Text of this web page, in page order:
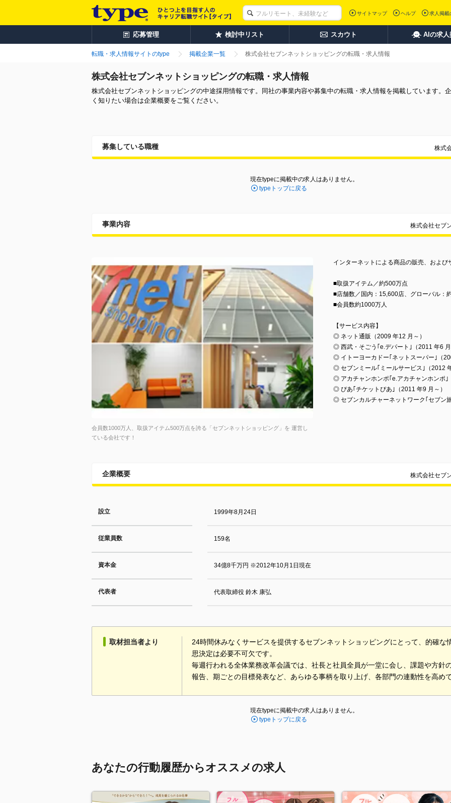
サイトマップ ヘルプ 求人掲載
応募管理 検討中リスト スカウト AIの求人
転職・求人情報サイトのtype 掲載企業一覧 株式会社セブンネットショッピングの転職・求人情報
株式会社セブンネットショッピングの転職・求人情報
株式会社セブンネットショッピングの中途採用情報です。同社の事業内容や募集中の転職・求人情報を掲載しています。
く知りたい場合は企業概要をご覧ください。
募集している職種 株式
現在typeに掲載中の求人はありません。
typeトップに戻る
事業内容 株式会社セブ
会員数1000万人、取扱アイテム500万点を誇る「セブンネットショッピング」を 運営し
ている会社です！
インターネットによる商品の販売、および
■取扱アイテム／約500万点
■店舗数／国内：15,600店、グローバル：
■会員数約1000万人
【サービス内容】
◎ ネット通販（2009 年12 月～）
◎ 西武・そごう｢e.デパート｣（2011 年6 月
◎ イトーヨーカドー｢ネットスーパー｣（
◎ セブンミール｢ミールサービス｣（2012
◎ アカチャンホンポ｢e.アカチャンホンポ｣
◎ ぴあ｢チケットぴあ｣（2011 年9 月～）
◎ セブンカルチャーネットワーク｢セブン
企業概要 株式会社セブ
設立 1999年8月24日
従業員数 159名
資本金 34億8千万円 ※2012年10月1日現在
代表者 代表取締役 鈴木 康弘
取材担当者より
24時間休みなくサービスを提供するセブンネットショッピングにとって、的確な
思決定は必要不可欠です。
毎週行われる全体業務改革会議では、社長と社員全員が一堂に会し、課題や方針
報告、期ごとの目標発表など、あらゆる事柄を取り上げ、各部門の連動性を高め
現在typeに掲載中の求人はありません。
typeトップに戻る
あなたの行動履歴からオススメの求人